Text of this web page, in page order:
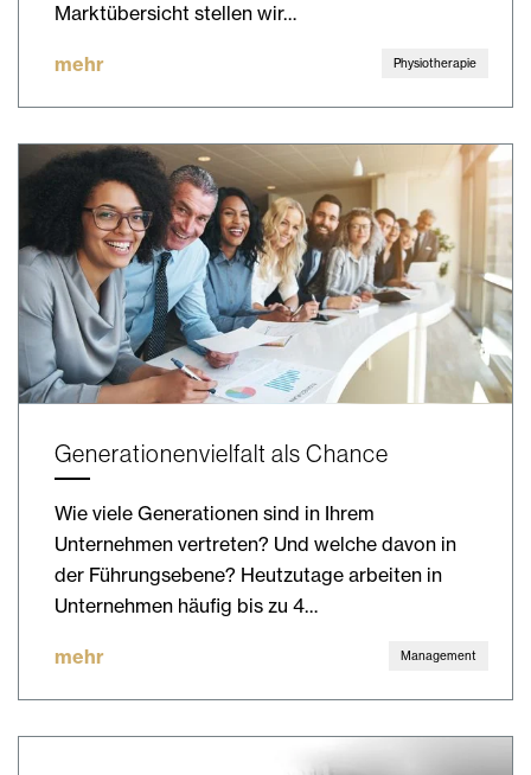
Marktübersicht stellen wir…
mehr Physiotherapie
Generationenvielfalt als Chance
Wie viele Generationen sind in Ihrem
Unternehmen vertreten? Und welche davon in
der Führungsebene? Heutzutage arbeiten in
Unternehmen häufig bis zu 4…
mehr Management